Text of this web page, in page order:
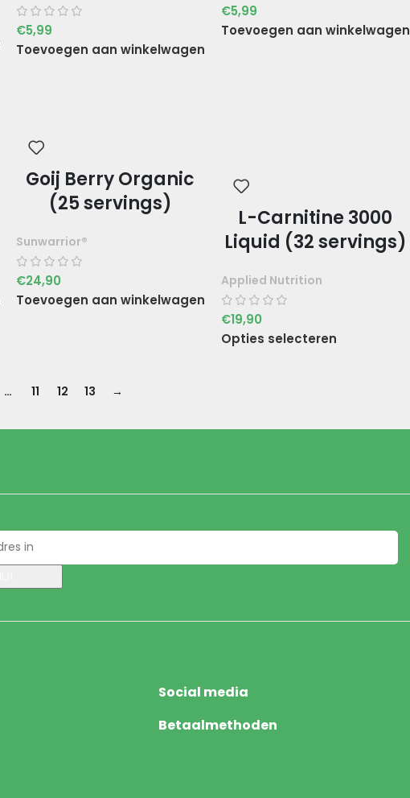
€5,99
Toevoegen aan winkelwagen
€5,99
Toevoegen aan winkelwagen
Goij Berry Organic
(25 servings)
Sunwarrior®
€24,90
Toevoegen aan winkelwagen
L-Carnitine 3000
Liquid (32 servings)
Applied Nutrition
€19,90
Opties selecteren
… 11 12 13 →
Social media
Betaalmethoden